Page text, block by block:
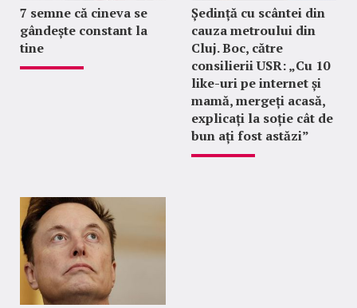
7 semne că cineva se
gândește constant la
tine
Ședință cu scântei din
cauza metroului din
Cluj. Boc, către
consilierii USR: „Cu 10
like-uri pe internet și
mamă, mergeți acasă,
explicați la soție cât de
bun ați fost astăzi”